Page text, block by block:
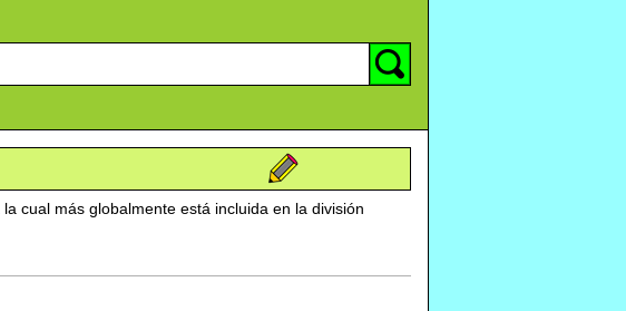
la cual más globalmente está incluida en la división